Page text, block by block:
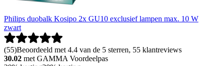
Philips duobalk Kosipo 2x GU10 exclusief lampen max. 10 W
zwart
(55)Beoordeeld met 4.4 van de 5 sterren, 55 klantreviews
30.02 met GAMMA Voordeelpas